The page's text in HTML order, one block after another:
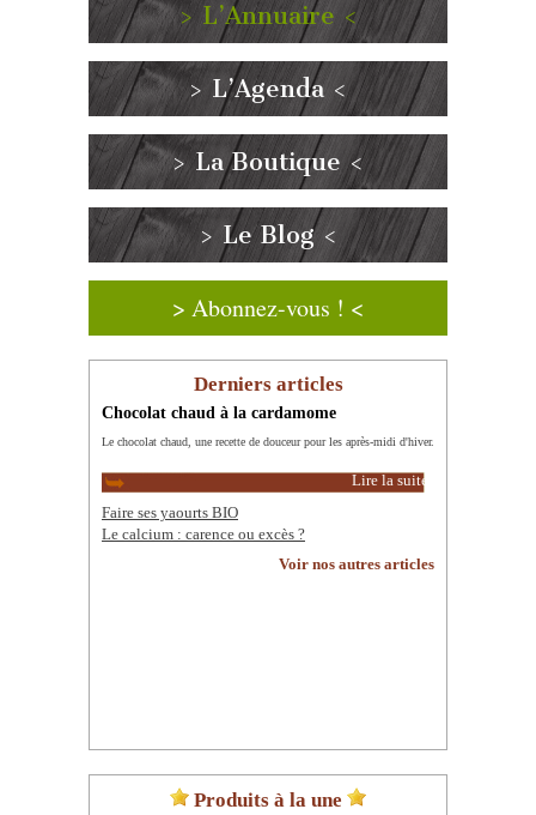
> L’Annuaire <
> L’Agenda <
> La Boutique <
> Le Blog <
> Abonnez-vous ! <
Derniers articles
Chocolat chaud à la cardamome
Le chocolat chaud, une recette de douceur pour les après-midi d'hiver.
Lire la suite
Faire ses yaourts BIO
Le calcium : carence ou excès ?
Voir nos autres articles
Produits à la une